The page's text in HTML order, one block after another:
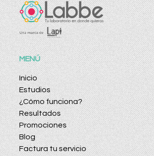
MENÚ
Inicio
Estudios
¿Cómo funciona?
Resultados
Promociones
Blog
Factura tu servicio